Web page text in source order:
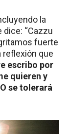
la
“Cazzu
fuerte
reflexión que
escribo por
quieren y
se tolerará